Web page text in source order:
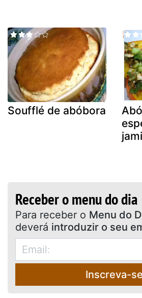
Soufflé de abóbora
Receber o menu do dia
Para receber o Menu do
deverá introduzir o seu
Inscreva-se